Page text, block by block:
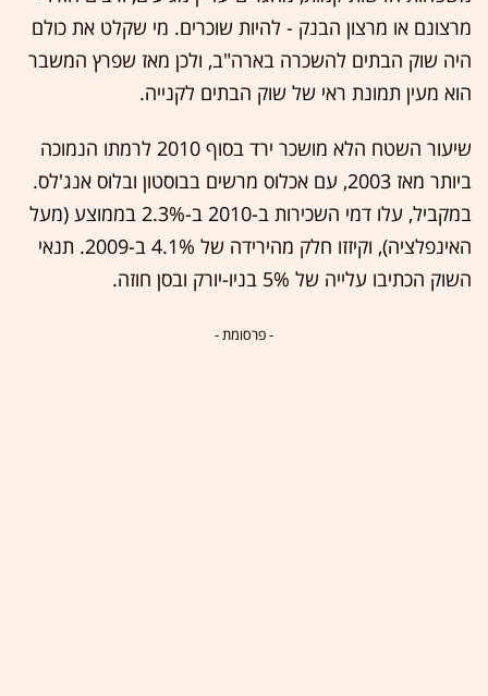
מרצונם או מרצון הבנק - להיות שוכרים. מי שקלט את כולם
היה שוק הבתים להשכרה בארה"ב, ולכן מאז שפרץ המשבר
הוא מעין תמונת ראי של שוק הבתים לקנייה.
שיעור השטח הלא מושכר ירד בסוף 2010 לרמתו הנמוכה
ביותר מאז 2003, עם אכלוס מרשים בבוסטון ובלוס אנג'לס.
במקביל, עלו דמי השכירות ב-2010 ב-2.3% בממוצע (מעל
האינפלציה), וקיזזו חלק מהירידה של 4.1% ב-2009. תנאי
השוק הכתיבו עלייה של 5% בניו-יורק ובסן חוזה.
- פרסומת -